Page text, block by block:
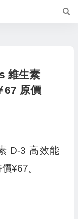
維生素
67 原價
D-3 高效能
¥67。